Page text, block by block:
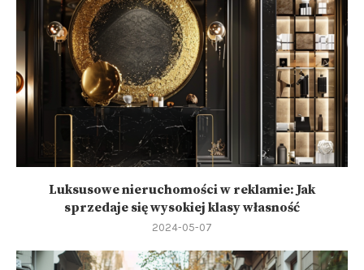
Luksusowe nieruchomości w reklamie: Jak
sprzedaje się wysokiej klasy własność
2024-05-07